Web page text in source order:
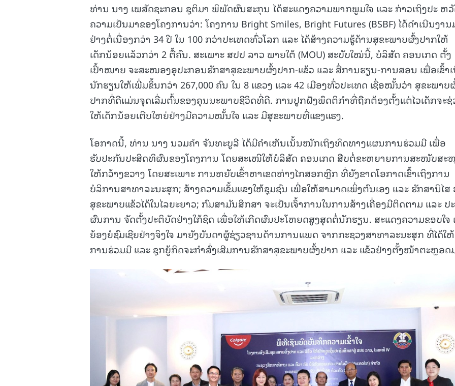
ທ່ານ ນາງ ເພສັດຊະກອນ ຊຸຕິມາ ພິພັດຜົນສະກຸນ ໄດ້ສະແດງຄວາມພາກພູມໃຈ ແລະ ກ່າວເຖິງປະ ຫ
ຄວາມເປັນມາຂອງໂຄງການວ່າ: ໂຄງການ Bright Smiles, Bright Futures (BSBF) ໄດ້ດຳເນີນງານ
ຢ່າງຕໍ່ເນື່ອງກວ່າ 34 ປີ ໃນ 100 ກວ່າປະເທດທົ່ວໂລກ ແລະ ໄດ້ສ້າງຄວາມຮູ້ດ້ານສຸຂະພາບຜົ້ງປາກໃຫ້
ເດັກນ້ອຍແລ້ວກວ່າ 2 ຕື້ຄົນ. ສະເພາະ ສປປ ລາວ ພາຍໃຕ້ (MOU) ສະບັບໃໝ່ນີ້, ບໍລິສັດ ຄອນເກດ ຕັ້ງ
ເປົ້າໝາຍ ຈະສະໜອງອຸປະກອນຮັກສາສຸຂະພາບຜົ້ງປາກ-ແຂ້ວ ແລະ ສື່ການຮຽນ-ການສອນ ເພື່ອເຂົ້າ
ນັກຮຽນໃຫ້ເພີ່ມຂຶ້ນກວ່າ 267,000 ຄົນ ໃນ 8 ແຂວງ ແລະ 42 ເມືອງທົ່ວປະເທດ ເຊື່ອໝັ້ນວ່າ ສຸຂະພາບ
ປາກທີ່ດີແມ່ນຈຸດເລີ່ມຕົ້ນຂອງຄຸນນະພາບຊີວິດທີ່ດີ. ການປູກຝັງພຶດຕິກຳທີ່ຖືກຕ້ອງຕັ້ງແຕ່ໄວເດັກຈະຊ່
ໃຫ້ເດັກນ້ອຍເຕີບໃຫຍ່ຢ່າງມີຄວາມໝັ້ນໃຈ ແລະ ມີສຸຂະພາບທີ່ແຂງແຮງ.
ໂອກາດນີ້, ທ່ານ ນາງ ນວມຄຳ ຈັນທະບູລີ ໄດ້ມີຄຳເຫັນເນັ້ນໜັກເຖິງທິດທາງແຜນການຮ່ວມມື ເພື່ອ
ຮັບປະກັນປະສິດທິຜົນຂອງໂຄງການ ໂດຍສະເໜີໃຫ້ບໍລິສັດ ຄອນເກດ ສືບຕໍ່ຂະຫຍາຍການສະໜັບສະ
ໃຫ້ກວ້າງຂວາງ ໂດຍສະເພາະ ການຫຍັບເຂົ້າຫາເຂດຫ່າງໄກສອກຫຼີກ ທີ່ຍັງຂາດໂອກາດເຂົ້າເຖິງການ
ບໍລິການສາທາລະນະສຸກ; ສ້າງຄວາມເຂັ້ມແຂງໃຫ້ຊຸມຊົນ ເພື່ອໃຫ້ສາມາດເພິ່ງຕົນເອງ ແລະ ຮັກສານິໄສ
ສຸຂະພາບແຂ້ວໄດ້ໃນໄລຍະຍາວ; ກົມສາມັນສຶກສາ ຈະເປັນເຈົ້າການໃນການສ້າງເຄື່ອງມືຕິດຕາມ ແລະ ປ
ຜົນການ ຈັດຕັ້ງປະຕິບັດຢ່າງໃກ້ຊິດ ເພື່ອໃຫ້ເກີດຜົນປະໂຫຍດສູງສຸດຕໍ່ນັກຮຽນ. ສະແດງຄວາມຂອບໃຈ
ຍ້ອງຍໍຊົມເຊີຍຢ່າງຈິງໃຈ ມາຍັງບັນດາຜູ້ຊ່ຽວຊານດ້ານການແພດ ຈາກກະຊວງສາທາລະນະສຸກ ທີ່ໄດ້ໃຫ້
ການຮ່ວມມື ແລະ ຊຸກຍູ້ກິດຈະກຳສົ່ງເສີມການຮັກສາສຸຂະພາບຜົ້ງປາກ ແລະ ແຂ້ວຢ່າງຕັ້ງໜ້າຕະຫຼອດ